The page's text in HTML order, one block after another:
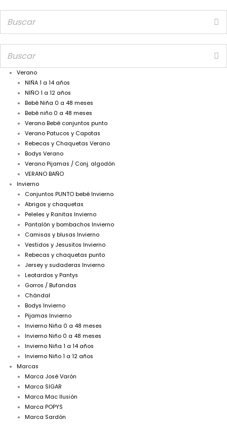
Verano
NIÑA 1 a 14 años
NIÑO 1 a 12 años
Bebé Niña 0 a 48 meses
Bebé niño 0 a 48 meses
Verano Bebé conjuntos punto
Verano Patucos y Capotas
Rebecas y Chaquetas Verano
Bodys Verano
Verano Pijamas / Conj. algodón
VERANO BAÑO
Invierno
Conjuntos PUNTO bebé Invierno
Abrigos y chaquetas
Peleles y Ranitas Invierno
Pantalón y bombachos Invierno
Camisas y blusas Invierno
Vestidos y Jesusitos Invierno
Rebecas y chaquetas punto
Jersey y sudaderas Invierno
Leotardos y Pantys
Gorros / Bufandas
Chándal
Bodys Invierno
Pijamas Invierno
Invierno Niña 0 a 48 meses
Invierno Niño 0 a 48 meses
Invierno Niña 1 a 14 años
Invierno Niño 1 a 12 años
Marcas
Marca José Varón
Marca SIGAR
Marca Mac Ilusión
Marca POPYS
Marca Sardón